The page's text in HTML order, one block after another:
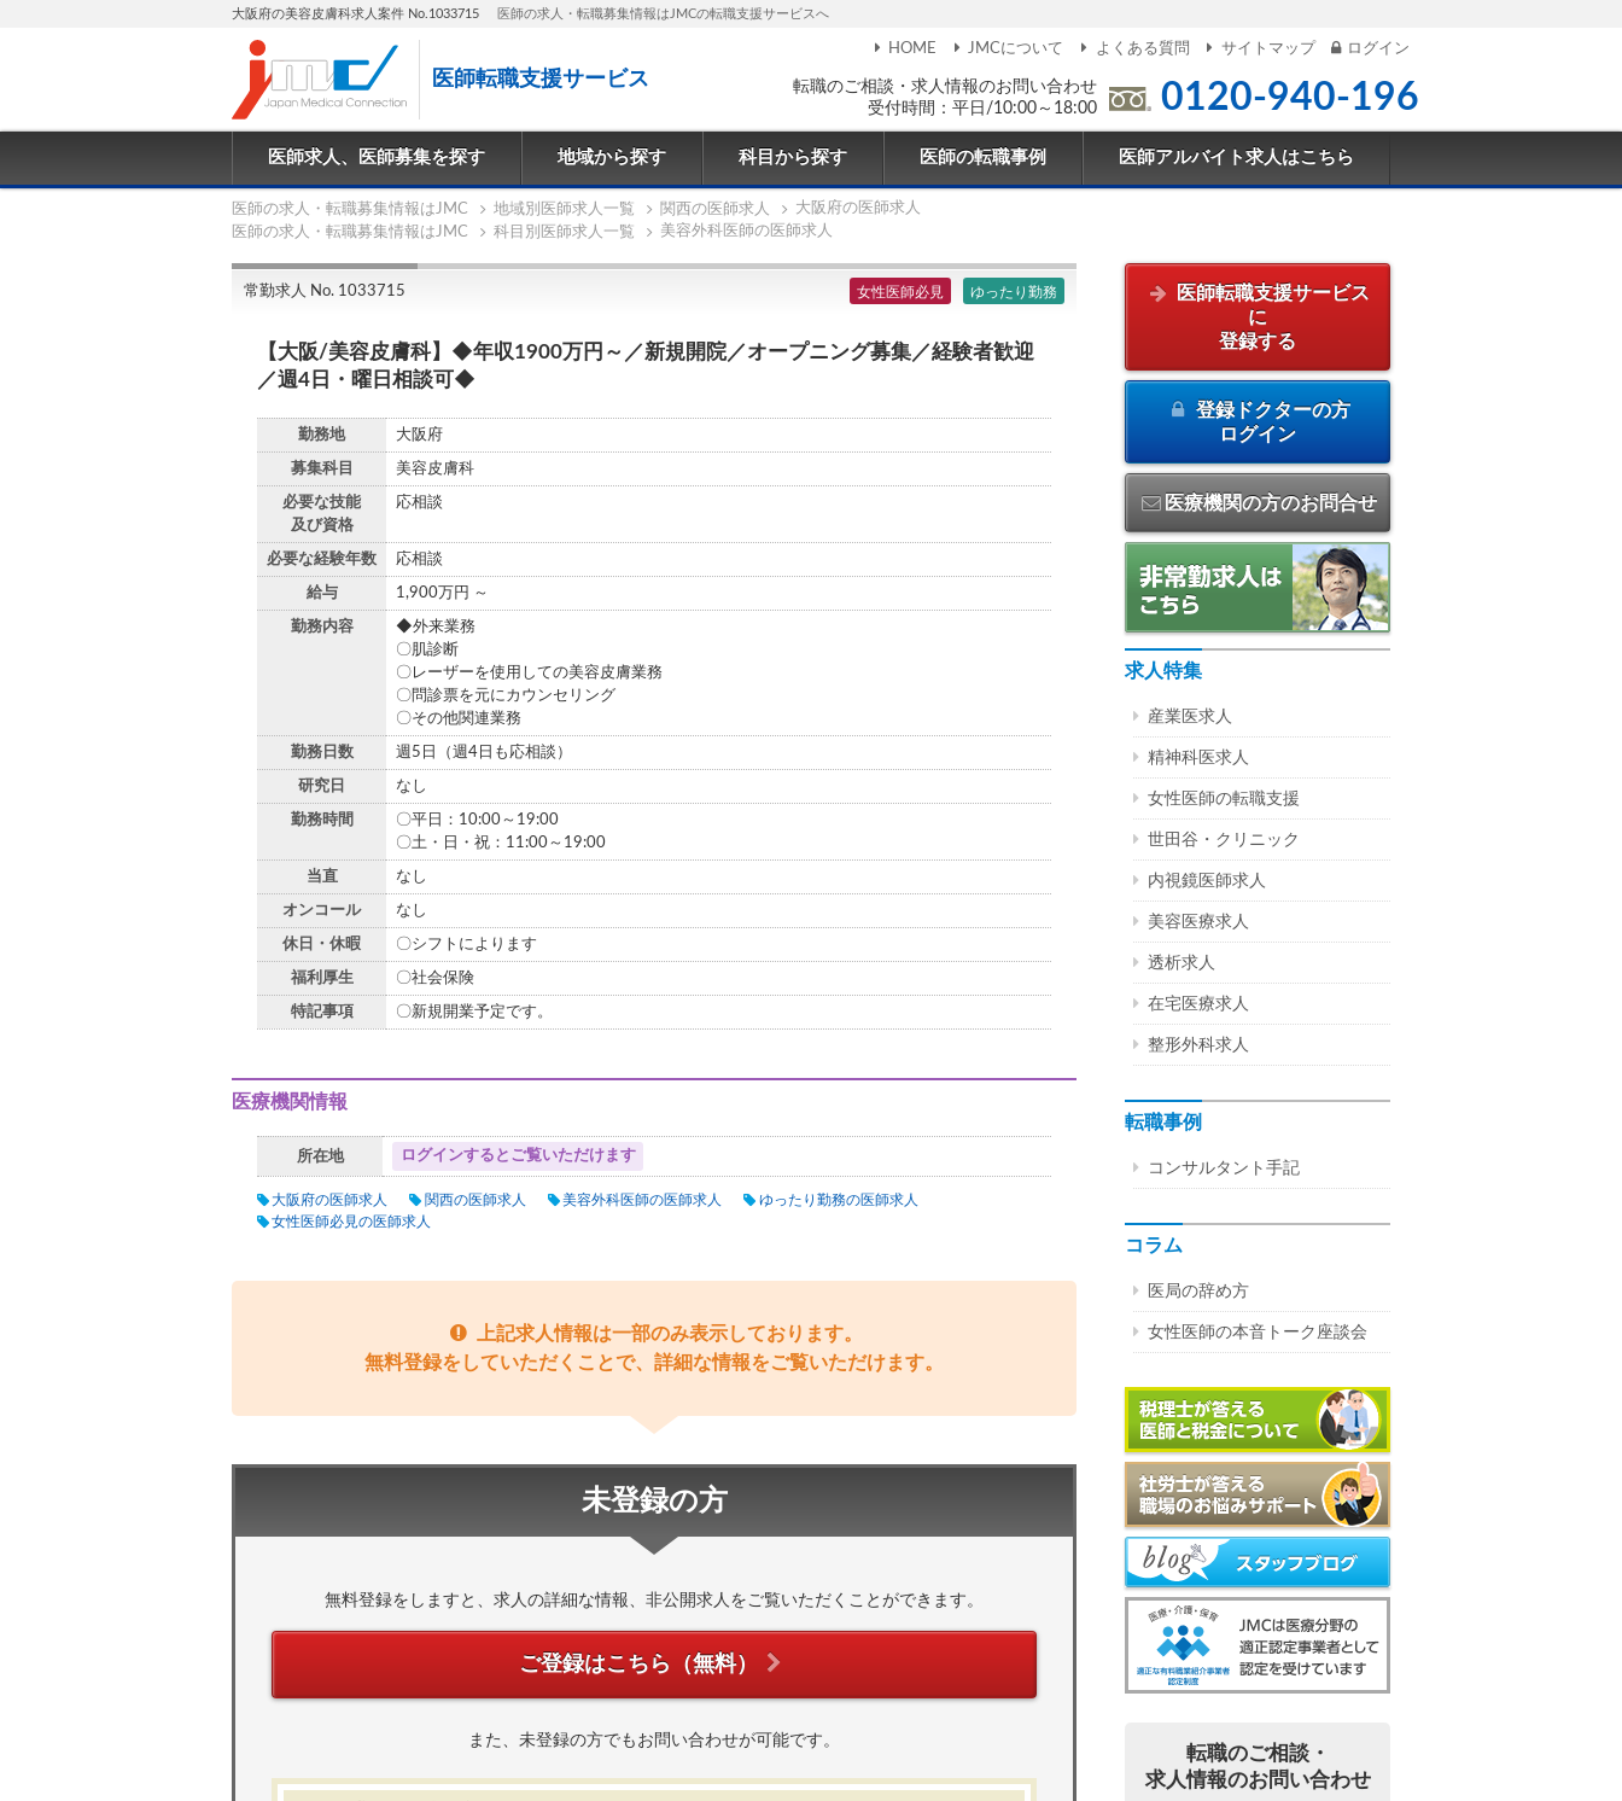
大阪府の美容皮膚科求人案件 No.1033715 医師の求人・転職募集情報はJMCの転職支援サービスへ
医師転職支援サービス
転職のご相談・求人情報のお問い合わせ
受付時間：平日/10:00～18:00
0120-940-196
HOME JMCについて よくある質問 サイトマップ ログイン
医師求人、医師募集を探す 地域から探す 科目から探す 医師の転職事例 医師アルバイト求人はこちら
医師の求人・転職募集情報はJMC 地域別医師求人一覧 関西の医師求人
大阪府の医師求人
医師の求人・転職募集情報はJMC
科目別医師求人一覧 美容外科医師の医師求人
常勤求人 No. 1033715 女性医師必見 ゆったり勤務
【大阪/美容皮膚科】◆年収1900万円～／新規開院／オープニング募集／経験者歓迎
／週4日・曜日相談可◆
勤務地 大阪府
募集科目 美容皮膚科
必要な技能
及び資格
応相談
必要な経験年数 応相談
給与 1,900万円 ～
勤務内容
◆外来業務
〇肌診断
〇レーザーを使用しての美容皮膚業務
〇問診票を元にカウンセリング
〇その他関連業務
勤務日数 週5日（週4日も応相談）
研究日 なし
勤務時間
〇平日：10:00～19:00
〇土・日・祝：11:00～19:00
当直 なし
オンコール なし
休日・休暇 〇シフトによります
福利厚生 〇社会保険
特記事項 〇新規開業予定です。
医療機関情報
所在地 ログインするとご覧いただけます
大阪府の医師求人 関西の医師求人 美容外科医師の医師求人
ゆったり勤務の医師求人
女性医師必見の医師求人
上記求人情報は一部のみ表示しております。
無料登録をしていただくことで、詳細な情報をご覧いただけます。
未登録の方
無料登録をしますと、求人の詳細な情報、非公開求人をご覧いただくことができます。
ご登録はこちら（無料）
また、未登録の方でもお問い合わせが可能です。
医師転職支援サービス
に
登録する
登録ドクターの方
ログイン
医療機関の方のお問合せ
求人特集
産業医求人
精神科医求人
女性医師の転職支援
世田谷・クリニック
内視鏡医師求人
美容医療求人
透析求人
在宅医療求人
整形外科求人
転職事例
コンサルタント手記
コラム
医局の辞め方
女性医師の本音トーク座談会
転職のご相談・
求人情報のお問い合わせ